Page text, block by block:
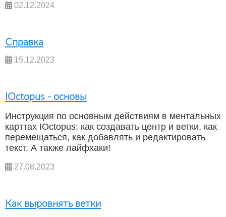
02.12.2024
Справка
15.12.2023
IOctopus - основы
Инструкция по основным действиям в ментальных
карттах IOctopus: как создавать центр и ветки, как
перемещаться, как добавлять и редактировать
текст. А также лайфхаки!
27.08.2023
Как выровнять ветки